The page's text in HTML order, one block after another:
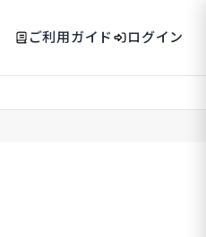
ご利用ガイド ログイン